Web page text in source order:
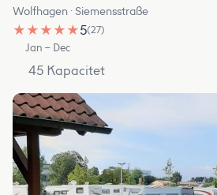
Wolfhagen · Siemensstraße
★ ★ ★ ★ ★5(27)
Jan – Dec
45 Kapacitet